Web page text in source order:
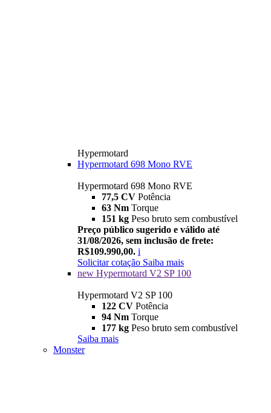
Hypermotard
Hypermotard 698 Mono RVE
Hypermotard 698 Mono RVE
77,5 CV Potência
63 Nm Torque
151 kg Peso bruto sem combustível
Preço público sugerido e válido até
31/08/2026, sem inclusão de frete:
R$109.990,00. i
Solicitar cotação Saiba mais
new Hypermotard V2 SP 100
Hypermotard V2 SP 100
122 CV Potência
94 Nm Torque
177 kg Peso bruto sem combustível
Saiba mais
Monster